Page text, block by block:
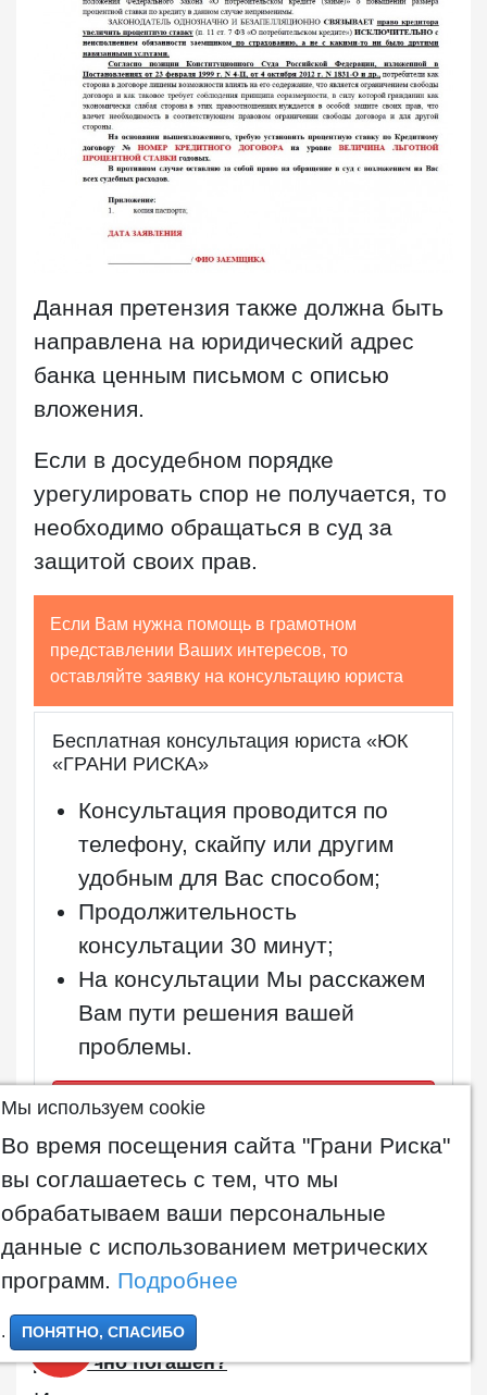
Данная претензия также должна быть
направлена на юридический адрес
банка ценным письмом с описью
вложения.
Если в досудебном порядке
урегулировать спор не получается, то
необходимо обращаться в суд за
защитой своих прав.
Если Вам нужна помощь в грамотном
представлении Ваших интересов, то
оставляйте заявку на консультацию юриста
Бесплатная консультация юриста «ЮК
«ГРАНИ РИСКА»
Консультация проводится по
телефону, скайпу или другим
удобным для Вас способом;
Продолжительность
консультации 30 минут;
На консультации Мы расскажем
Вам пути решения вашей
проблемы.
Записаться на бесплатную консультацию
Заявка Вас ни к чему не
обязывает, Вы можете отказаться
в любой момент. Перезвоним в
течение 15 минут
ПН-ПТ с 5:00 до 18:00 по МСК
6. Можно ли вернуть часть, если кредит
досрочно погашен?
Мы используем cookie
Во время посещения сайта "Грани Риска"
вы соглашаетесь с тем, что мы
обрабатываем ваши персональные
данные с использованием метрических
программ. Подробнее
. ПОНЯТНО, СПАСИБО